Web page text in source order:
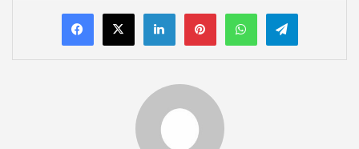
LinkedInPinterestWhatsAppTelegram